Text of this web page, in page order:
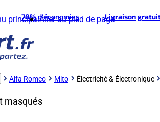
principalAller au pied de page
70%d'économies Livraison
Alfa Romeo Mito Électricité & Électronique
masqués